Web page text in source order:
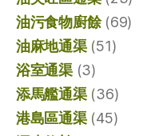
油污食物廚餘(69)
油麻地通渠(51)
浴室通渠(3)
添馬艦通渠(36)
港島區通渠(45)